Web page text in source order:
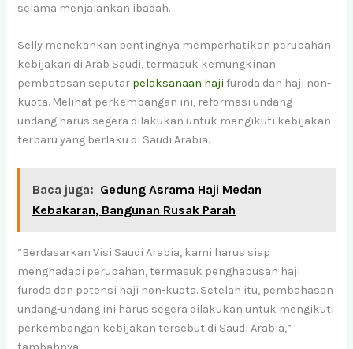
selama menjalankan ibadah.
Selly menekankan pentingnya memperhatikan perubahan
kebijakan di Arab Saudi, termasuk kemungkinan
pembatasan seputar pelaksanaan haji furoda dan haji non-
kuota. Melihat perkembangan ini, reformasi undang-
undang harus segera dilakukan untuk mengikuti kebijakan
terbaru yang berlaku di Saudi Arabia.
Baca juga: Gedung Asrama Haji Medan
Kebakaran, Bangunan Rusak Parah
“Berdasarkan Visi Saudi Arabia, kami harus siap
menghadapi perubahan, termasuk penghapusan haji
furoda dan potensi haji non-kuota. Setelah itu, pembahasan
undang-undang ini harus segera dilakukan untuk mengikuti
perkembangan kebijakan tersebut di Saudi Arabia,”